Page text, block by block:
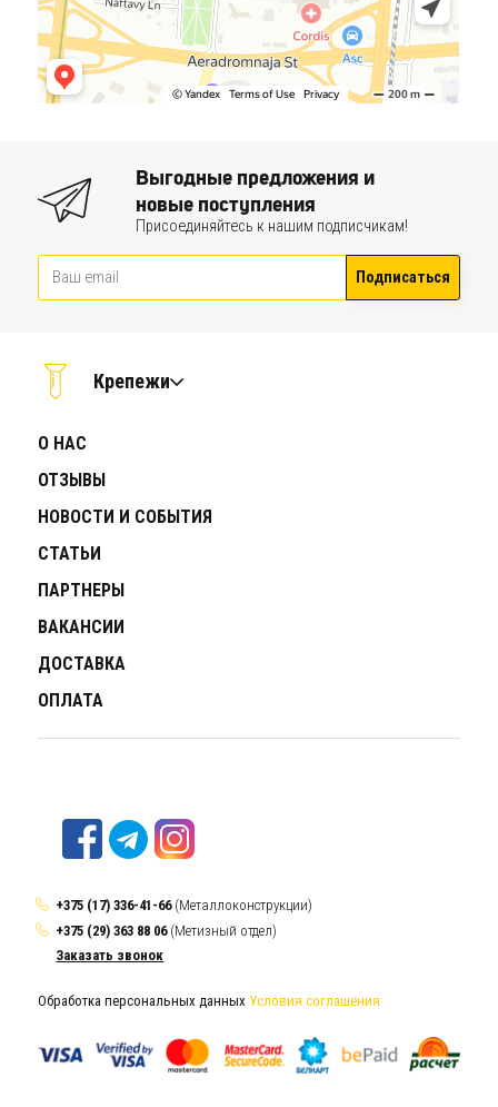
Выгодные предложения и
новые поступления
Присоединяйтесь к нашим подписчикам!
Подписаться
Крепежи
О НАС
ОТЗЫВЫ
НОВОСТИ И СОБЫТИЯ
СТАТЬИ
ПАРТНЕРЫ
ВАКАНСИИ
ДОСТАВКА
ОПЛАТА
+375 (17) 336-41-66 (Металлоконструкции)
+375 (29) 363 88 06(Метизный отдел)
Заказать звонок
Обработка персональных данных Условия соглашения